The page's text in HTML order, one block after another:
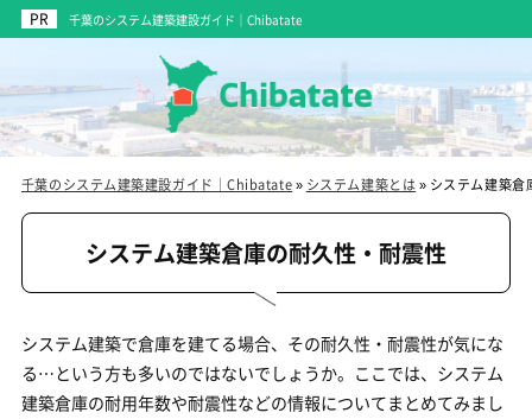
千葉のシステム建築建設ガイド｜Chibatate
千葉のシステム建築建設ガイド｜Chibatate» システム建築とは» システム建築倉
システム建築倉庫の耐久性・耐震性
システム建築で倉庫を建てる場合、その耐久性・耐震性が気にな
る…という方も多いのではないでしょうか。ここでは、システム
建築倉庫の耐用年数や耐震性などの情報についてまとめてみまし